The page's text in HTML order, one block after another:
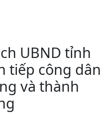
UBND tỉnh
tiếp công dân
và thành